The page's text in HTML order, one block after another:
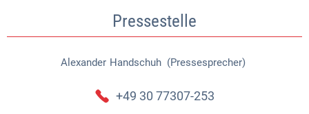
Pressestelle
Alexander Handschuh (Pressesprecher)
Alexander Handschuh
+49 30 77307-253